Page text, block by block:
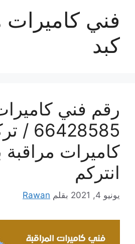
فني
كبد
رقم فني
كاميرات مراقبة
انتركم
يونيو 4, 2021 بقلم Rawan